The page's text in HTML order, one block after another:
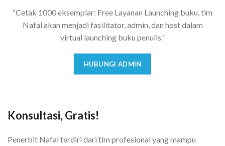
“Cetak 1000 eksemplar: Free Layanan Launching buku, tim
Nafal akan menjadi fasilitator, admin, dan host dalam
virtual launching buku penulis.”
HUBUNGI ADMIN
Konsultasi, Gratis!
Penerbit Nafal terdiri dari tim profesional yang mampu